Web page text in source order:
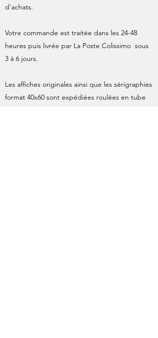
d'achats.
Votre commande est traitée dans les 24-48
heures puis livrée par La Poste Colissimo sous
3 à 6 jours.
Les affiches originales ainsi que les sérigraphies
format 40x60 sont expédiées roulées en tube